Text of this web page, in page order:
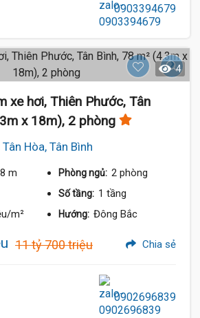
0903394679
4
xe hơi, Thiên Phước, Tân
x 18m), 2 phòng
Hòa, Tân Bình
m Phòng ngủ: 2 phòng
Số tầng: 1 tầng
m² Hướng: Đông Bắc
11 tỷ 700 triệu Chia sẻ
0902696839